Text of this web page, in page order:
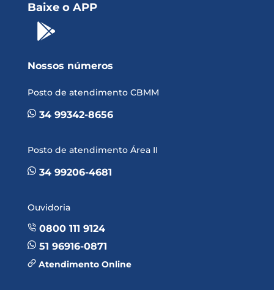
Baixe o APP

Nossos números
Posto de atendimento CBMM
34 99342-8656
Posto de atendimento Área II
34 99206-4681
Ouvidoria
0800 111 9124
51 96916-0871
Atendimento Online